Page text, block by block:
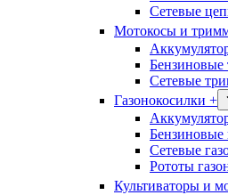
Сетевые
Мотокосы и
Сетевые
Газонокосилки +
Бензиновые
Сетевые
Рототы
Культиваторы и